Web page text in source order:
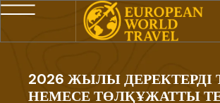
2026 ЖЫЛЫ ДЕРЕКТЕРДІ
НЕМЕСЕ ТӨЛҚҰЖАТТЫ